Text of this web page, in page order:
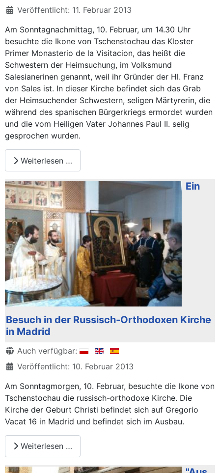
Veröffentlicht: 11. Februar 2013
Am Sonntagnachmittag, 10. Februar, um 14.30 Uhr
besuchte die Ikone von Tschenstochau das Kloster
Primer Monasterio de la Visitacion, das heißt die
Schwestern der Heimsuchung, im Volksmund
Salesianerinen genannt, weil ihr Gründer der Hl. Franz
von Sales ist. In dieser Kirche befindet sich das Grab
der Heimsuchender Schwestern, seligen Märtyrerin, die
während des spanischen Bürgerkriegs ermordet wurden
und die vom Heiligen Vater Johannes Paul II. selig
gesprochen wurden.
Weiterlesen …
Ein
Besuch in der Russisch-Orthodoxen Kirche
in Madrid
DetailsAuch verfügbar:
Veröffentlicht: 10. Februar 2013
Am Sonntagmorgen, 10. Februar, besuchte die Ikone von
Tschenstochau die russisch-orthodoxe Kirche. Die
Kirche der Geburt Christi befindet sich auf Gregorio
Vacat 16 in Madrid und befindet sich im Ausbau.
Weiterlesen …